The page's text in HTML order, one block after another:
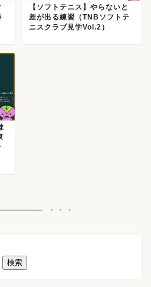
【ソフトテニス】やらないと
差が出る練習（TNBソフトテ
ニスクラブ見学Vol.2）
検索